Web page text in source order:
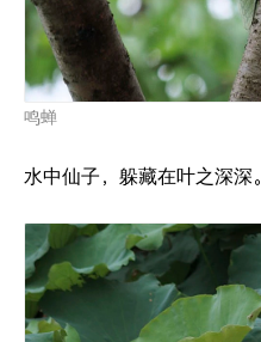
鸣蝉
水中仙子，躲藏在叶之深深。